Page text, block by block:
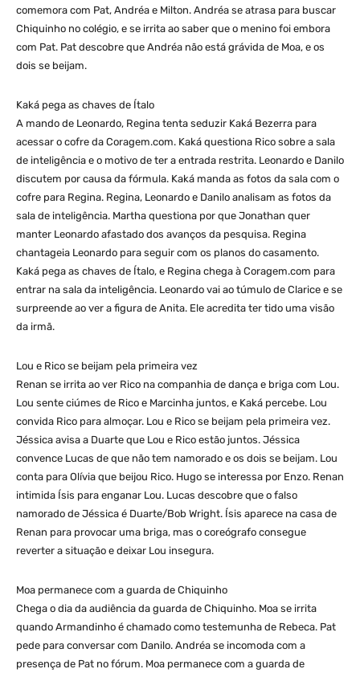
comemora com Pat, Andréa e Milton. Andréa se atrasa para buscar
Chiquinho no colégio, e se irrita ao saber que o menino foi embora
com Pat. Pat descobre que Andréa não está grávida de Moa, e os
dois se beijam.
Kaká pega as chaves de Ítalo
A mando de Leonardo, Regina tenta seduzir Kaká Bezerra para
acessar o cofre da Coragem.com. Kaká questiona Rico sobre a sala
de inteligência e o motivo de ter a entrada restrita. Leonardo e Danilo
discutem por causa da fórmula. Kaká manda as fotos da sala com o
cofre para Regina. Regina, Leonardo e Danilo analisam as fotos da
sala de inteligência. Martha questiona por que Jonathan quer
manter Leonardo afastado dos avanços da pesquisa. Regina
chantageia Leonardo para seguir com os planos do casamento.
Kaká pega as chaves de Ítalo, e Regina chega à Coragem.com para
entrar na sala da inteligência. Leonardo vai ao túmulo de Clarice e se
surpreende ao ver a figura de Anita. Ele acredita ter tido uma visão
da irmã.
Lou e Rico se beijam pela primeira vez
Renan se irrita ao ver Rico na companhia de dança e briga com Lou.
Lou sente ciúmes de Rico e Marcinha juntos, e Kaká percebe. Lou
convida Rico para almoçar. Lou e Rico se beijam pela primeira vez.
Jéssica avisa a Duarte que Lou e Rico estão juntos. Jéssica
convence Lucas de que não tem namorado e os dois se beijam. Lou
conta para Olívia que beijou Rico. Hugo se interessa por Enzo. Renan
intimida Ísis para enganar Lou. Lucas descobre que o falso
namorado de Jéssica é Duarte/Bob Wright. Ísis aparece na casa de
Renan para provocar uma briga, mas o coreógrafo consegue
reverter a situação e deixar Lou insegura.
Moa permanece com a guarda de Chiquinho
Chega o dia da audiência da guarda de Chiquinho. Moa se irrita
quando Armandinho é chamado como testemunha de Rebeca. Pat
pede para conversar com Danilo. Andréa se incomoda com a
presença de Pat no fórum. Moa permanece com a guarda de